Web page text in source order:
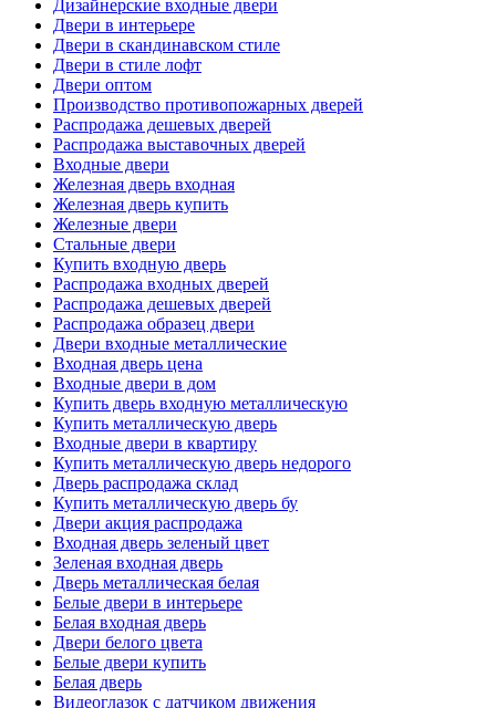
Дизайнерские входные двери
Двери в интерьере
Двери в скандинавском стиле
Двери в стиле лофт
Двери оптом
Производство противопожарных дверей
Распродажа дешевых дверей
Распродажа выставочных дверей
Входные двери
Железная дверь входная
Железная дверь купить
Железные двери
Стальные двери
Купить входную дверь
Распродажа входных дверей
Распродажа дешевых дверей
Распродажа образец двери
Двери входные металлические
Входная дверь цена
Входные двери в дом
Купить дверь входную металлическую
Купить металлическую дверь
Входные двери в квартиру
Купить металлическую дверь недорого
Дверь распродажа склад
Купить металлическую дверь бу
Двери акция распродажа
Входная дверь зеленый цвет
Зеленая входная дверь
Дверь металлическая белая
Белые двери в интерьере
Белая входная дверь
Двери белого цвета
Белые двери купить
Белая дверь
Видеоглазок с датчиком движения